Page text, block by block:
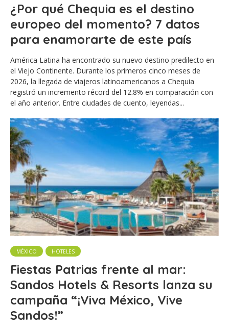
¿Por qué Chequia es el destino
europeo del momento? 7 datos
para enamorarte de este país
América Latina ha encontrado su nuevo destino predilecto en
el Viejo Continente. Durante los primeros cinco meses de
2026, la llegada de viajeros latinoamericanos a Chequia
registró un incremento récord del 12.8% en comparación con
el año anterior. Entre ciudades de cuento, leyendas...
MÉXICO HOTELES
Fiestas Patrias frente al mar:
Sandos Hotels & Resorts lanza su
campaña “¡Viva México, Vive
Sandos!”